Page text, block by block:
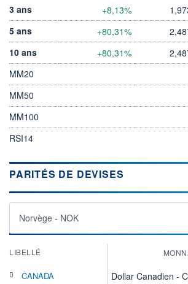
3 ans
+8,13%
5 ans
+80,31%
10 ans
+80,31%
MM20
MM50
MM100
RSI14
PARITÉS DE DEVISES
Norvège - NOK
LIBELLÉ
CANADA Dollar Canadien -